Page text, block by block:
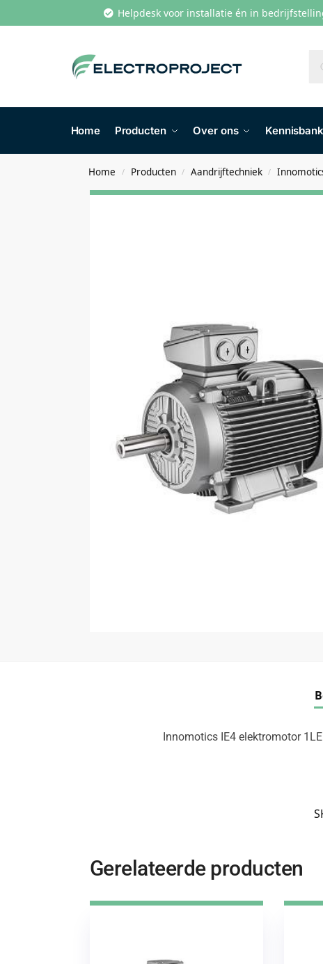
Helpdesk voor installatie én in
Home Producten Over ons Kennisbank
Home / Producten / Aandrijftechniek /
Innomotics IE4 elektromotor
Gerelateerde producten